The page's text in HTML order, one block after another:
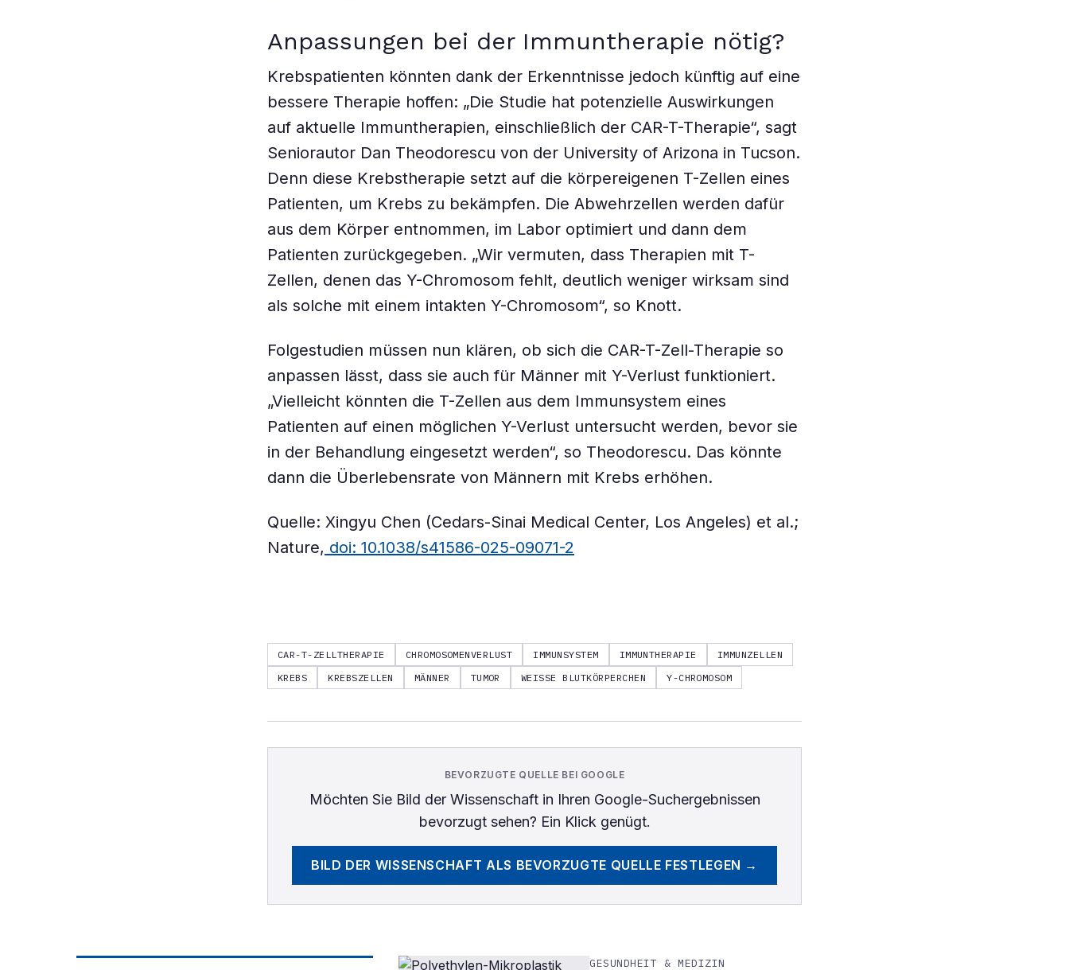
Anpassungen bei der Immuntherapie nötig?
Krebspatienten könnten dank der Erkenntnisse jedoch künftig auf eine
bessere Therapie hoffen: „Die Studie hat potenzielle Auswirkungen
auf aktuelle Immuntherapien, einschließlich der CAR-T-Therapie“, sagt
Seniorautor Dan Theodorescu von der University of Arizona in Tucson.
Denn diese Krebstherapie setzt auf die körpereigenen T-Zellen eines
Patienten, um Krebs zu bekämpfen. Die Abwehrzellen werden dafür
aus dem Körper entnommen, im Labor optimiert und dann dem
Patienten zurückgegeben. „Wir vermuten, dass Therapien mit T-
Zellen, denen das Y-Chromosom fehlt, deutlich weniger wirksam sind
als solche mit einem intakten Y-Chromosom“, so Knott.
Folgestudien müssen nun klären, ob sich die CAR-T-Zell-Therapie so
anpassen lässt, dass sie auch für Männer mit Y-Verlust funktioniert.
„Vielleicht könnten die T-Zellen aus dem Immunsystem eines
Patienten auf einen möglichen Y-Verlust untersucht werden, bevor sie
in der Behandlung eingesetzt werden“, so Theodorescu. Das könnte
dann die Überlebensrate von Männern mit Krebs erhöhen.
Quelle: Xingyu Chen (Cedars-Sinai Medical Center, Los Angeles) et al.;
Nature, doi: 10.1038/s41586-025-09071-2
CAR-T-ZELLTHERAPIE CHROMOSOMENVERLUST IMMUNSYSTEM IMMUNTHERAPIE
IMMUNZELLEN
KREBS
KREBSZELLEN MÄNNER TUMOR WEISSE BLUTKÖRPERCHEN Y-CHROMOSOM
BEVORZUGTE QUELLE BEI GOOGLE
Möchten Sie Bild der Wissenschaftin Ihren Google-Suchergebnissen
bevorzugt sehen? Ein Klick genügt.
BILD DER WISSENSCHAFT ALS BEVORZUGTE QUELLE FESTLEGEN →
GESUNDHEIT & MEDIZIN